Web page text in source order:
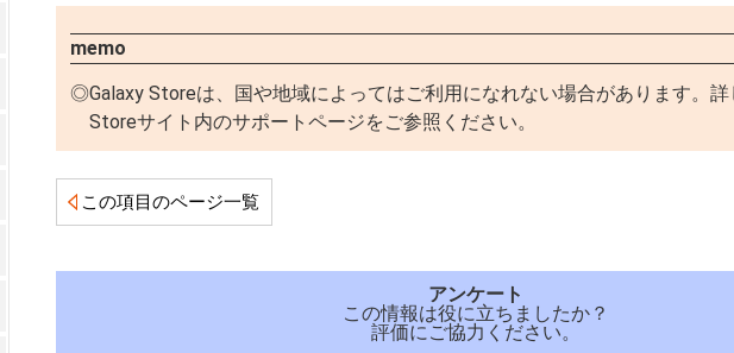
memo
Galaxy Storeは、国や地域によってはご利用になれない場合があります。詳
Storeサイト内のサポートページをご参照ください。
この項目のページ一覧
アンケート
この情報は役に立ちましたか？
評価にご協力ください。